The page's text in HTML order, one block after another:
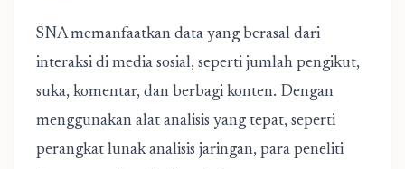
SNA memanfaatkan data yang berasal dari
interaksi di media sosial, seperti jumlah pengikut,
suka, komentar, dan berbagi konten. Dengan
menggunakan alat analisis yang tepat, seperti
perangkat lunak analisis jaringan, para peneliti